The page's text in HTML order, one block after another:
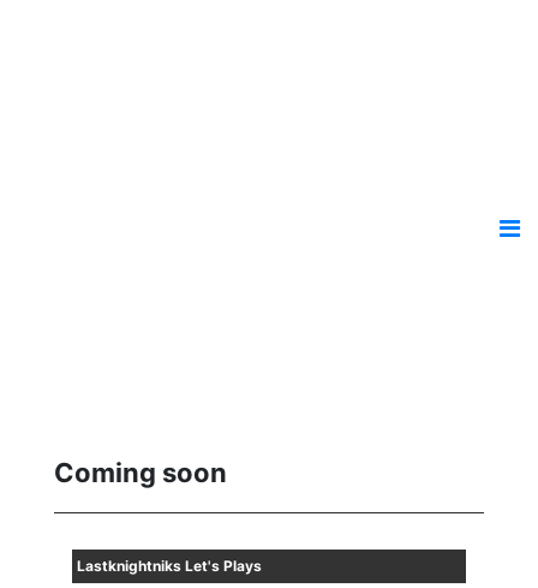
Coming soon
Lastknightniks Let's Plays